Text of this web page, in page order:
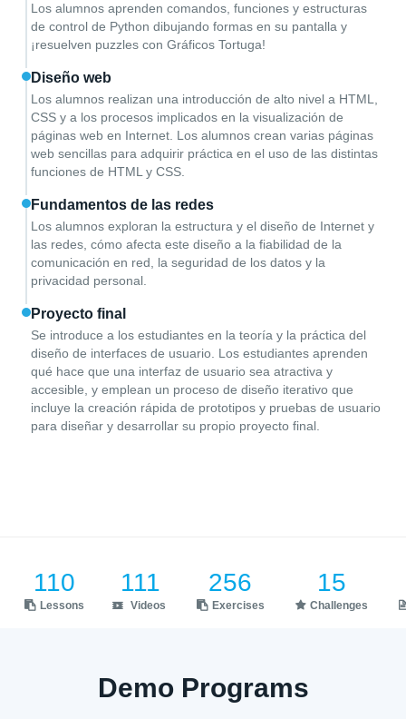
Los alumnos aprenden comandos, funciones y estructuras
de control de Python dibujando formas en su pantalla y
¡resuelven puzzles con Gráficos Tortuga!
Diseño web
Los alumnos realizan una introducción de alto nivel a HTML,
CSS y a los procesos implicados en la visualización de
páginas web en Internet. Los alumnos crean varias páginas
web sencillas para adquirir práctica en el uso de las distintas
funciones de HTML y CSS.
Fundamentos de las redes
Los alumnos exploran la estructura y el diseño de Internet y
las redes, cómo afecta este diseño a la fiabilidad de la
comunicación en red, la seguridad de los datos y la
privacidad personal.
Proyecto final
Se introduce a los estudiantes en la teoría y la práctica del
diseño de interfaces de usuario. Los estudiantes aprenden
qué hace que una interfaz de usuario sea atractiva y
accesible, y emplean un proceso de diseño iterativo que
incluye la creación rápida de prototipos y pruebas de usuario
para diseñar y desarrollar su propio proyecto final.
110
Lessons
111
Videos
256
Exercises
15
Challenges
Demo Programs